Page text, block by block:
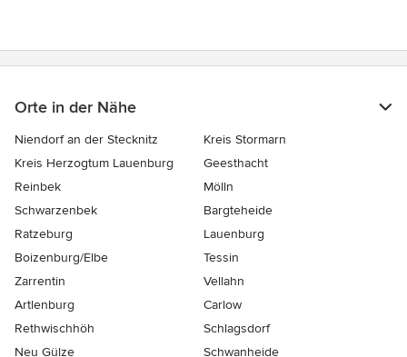
Orte in der Nähe
Niendorf an der Stecknitz
Kreis Stormarn
Kreis Herzogtum Lauenburg
Geesthacht
Reinbek
Mölln
Schwarzenbek
Bargteheide
Ratzeburg
Lauenburg
Boizenburg/Elbe
Tessin
Zarrentin
Vellahn
Artlenburg
Carlow
Rethwischhöh
Schlagsdorf
Neu Gülze
Schwanheide